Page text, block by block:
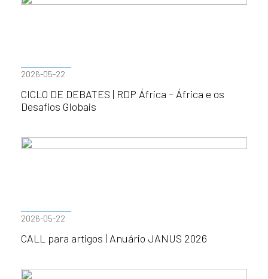
2026-05-22
CICLO DE DEBATES | RDP África – África e os
Desafios Globais
2026-05-22
CALL para artigos | Anuário JANUS 2026